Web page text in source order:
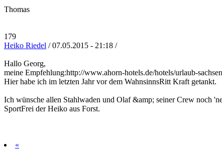
Thomas
179
Heiko Riedel / 07.05.2015 - 21:18 /
Hallo Georg,
meine Empfehlung:http://www.ahorn-hotels.de/hotels/urlaub-
Hier habe ich im letzten Jahr vor dem WahnsinnsRitt Kraft getankt.
Ich wünsche allen Stahlwaden und Olaf &amp; seiner Crew noch
SportFrei der Heiko aus Forst.
«